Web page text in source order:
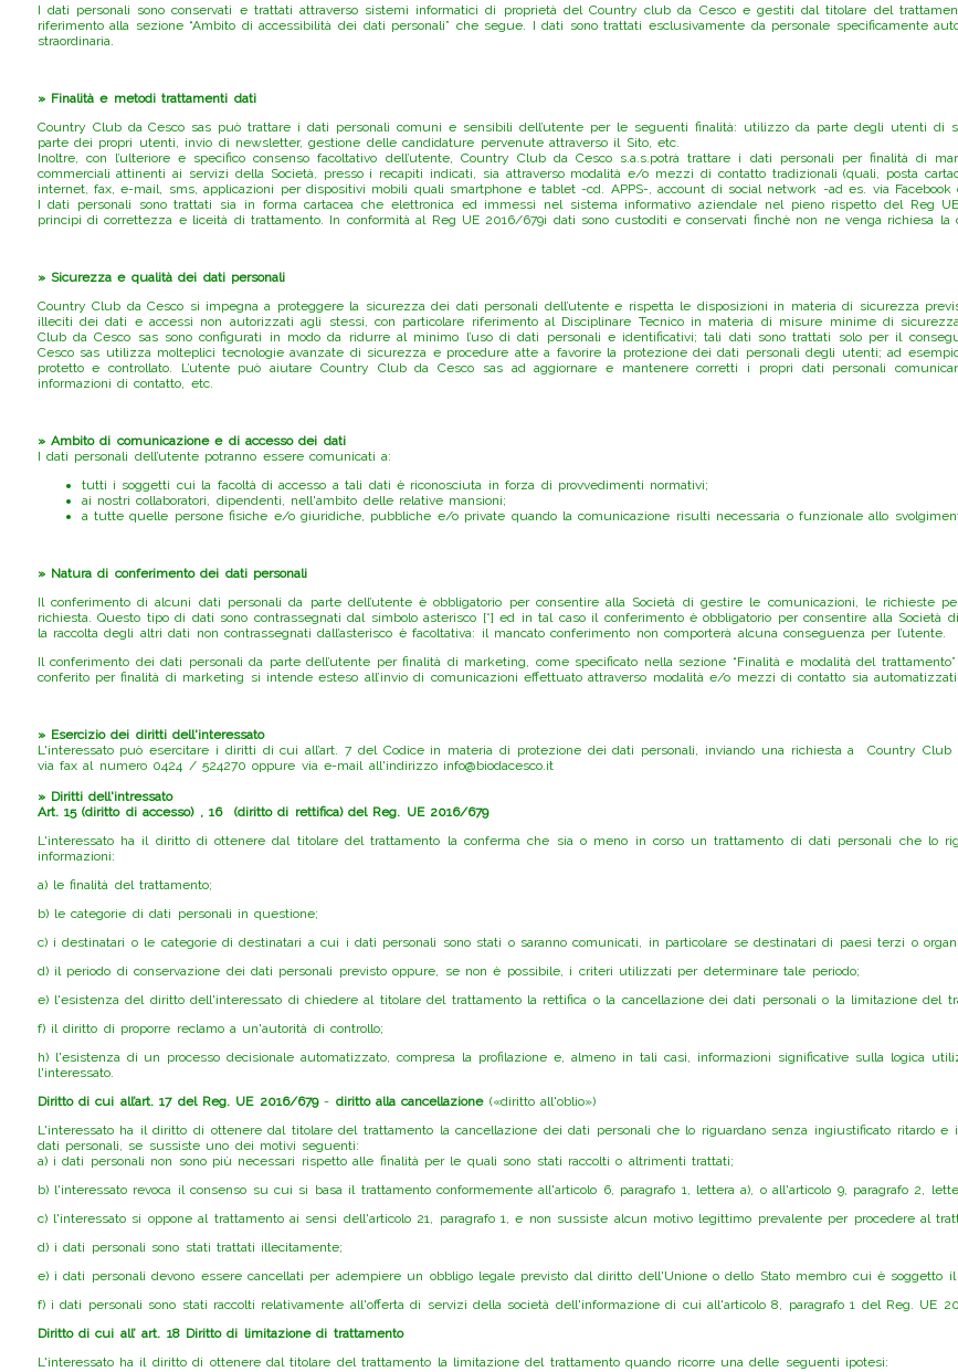
I dati personali sono conservati e trattati attraverso sistemi informatici di proprietà del Country club da Cesco e gestiti dal titolare del
riferimento alla sezione “Ambito di accessibilità dei dati personali” che segue. I dati sono trattati esclusivamente da personale specificamente
straordinaria.
» Finalità e metodi trattamenti dati
Country Club da Cesco sas può trattare i dati personali comuni e sensibili dell’utente per le seguenti finalità: utilizzo da parte degli utenti
parte dei propri utenti, invio di newsletter, gestione delle candidature pervenute attraverso il Sito, etc.
Inoltre, con l’ulteriore e specifico consenso facoltativo dell’utente, Country Club da Cesco s.a.s.potrà trattare i dati personali per finalità di
commerciali attinenti ai servizi della Società, presso i recapiti indicati, sia attraverso modalità e/o mezzi di contatto tradizionali (quali, posta
internet, fax, e-mail, sms, applicazioni per dispositivi mobili quali smartphone e tablet -cd. APPS-, account di social network -ad es. via
I dati personali sono trattati sia in forma cartacea che elettronica ed immessi nel sistema informativo aziendale nel pieno rispetto del Reg
principi di correttezza e liceità di trattamento. In conformità al Reg UE 2016/679i dati sono custoditi e conservati finchè non ne venga richiesa la
» Sicurezza e qualità dei dati personali
Country Club da Cesco si impegna a proteggere la sicurezza dei dati personali dell’utente e rispetta le disposizioni in materia di sicurezza
illeciti dei dati e accessi non autorizzati agli stessi, con particolare riferimento al Disciplinare Tecnico in materia di misure minime di
Club da Cesco sas sono configurati in modo da ridurre al minimo l’uso di dati personali e identificativi; tali dati sono trattati solo per il
Cesco sas utilizza molteplici tecnologie avanzate di sicurezza e procedure atte a favorire la protezione dei dati personali degli utenti; ad
protetto e controllato. L’utente può aiutare Country Club da Cesco sas ad aggiornare e mantenere corretti i propri dati personali
informazioni di contatto, etc.
» Ambito di comunicazione e di accesso dei dati
I dati personali dell’utente potranno essere comunicati a:
tutti i soggetti cui la facoltà di accesso a tali dati è riconosciuta in forza di provvedimenti normativi;
ai nostri collaboratori, dipendenti, nell'ambito delle relative mansioni;
a tutte quelle persone fisiche e/o giuridiche, pubbliche e/o private quando la comunicazione risulti necessaria o funzionale allo
» Natura di conferimento dei dati personali
Il conferimento di alcuni dati personali da parte dell’utente è obbligatorio per consentire alla Società di gestire le comunicazioni, le richieste
richiesta. Questo tipo di dati sono contrassegnati dal simbolo asterisco [*] ed in tal caso il conferimento è obbligatorio per consentire alla
la raccolta degli altri dati non contrassegnati dall’asterisco è facoltativa: il mancato conferimento non comporterà alcuna conseguenza per l’utente.
Il conferimento dei dati personali da parte dell’utente per finalità di marketing, come specificato nella sezione “Finalità e modalità del
conferito per finalità di marketing si intende esteso all’invio di comunicazioni effettuato attraverso modalità e/o mezzi di contatto sia
» Esercizio dei diritti dell'interessato
L'interessato può esercitare i diritti di cui all’art. 7 del Codice in materia di protezione dei dati personali, inviando una richiesta a Country
via fax al numero 0424 / 524270 oppure via e-mail all'indirizzo info@biodacesco.it
» Diritti dell'intressato
Art. 15 (diritto di accesso) , 16 (diritto di rettifica) del Reg. UE 2016/679
L'interessato ha il diritto di ottenere dal titolare del trattamento la conferma che sia o meno in corso un trattamento di dati personali che lo
informazioni:
a) le finalità del trattamento;
b) le categorie di dati personali in questione;
c) i destinatari o le categorie di destinatari a cui i dati personali sono stati o saranno comunicati, in particolare se destinatari di paesi terzi o
d) il periodo di conservazione dei dati personali previsto oppure, se non è possibile, i criteri utilizzati per determinare tale periodo;
e) l'esistenza del diritto dell'interessato di chiedere al titolare del trattamento la rettifica o la cancellazione dei dati personali o la limitazione del
f) il diritto di proporre reclamo a un'autorità di controllo;
h) l'esistenza di un processo decisionale automatizzato, compresa la profilazione e, almeno in tali casi, informazioni significative sulla logica
l'interessato.
Diritto di cui all’art. 17 del Reg. UE 2016/679- diritto alla cancellazione(«diritto all'oblio»)
L'interessato ha il diritto di ottenere dal titolare del trattamento la cancellazione dei dati personali che lo riguardano senza ingiustificato ritardo
dati personali, se sussiste uno dei motivi seguenti:
a) i dati personali non sono più necessari rispetto alle finalità per le quali sono stati raccolti o altrimenti trattati;
b) l'interessato revoca il consenso su cui si basa il trattamento conformemente all'articolo 6, paragrafo 1, lettera a), o all'articolo 9, paragrafo 2,
c) l'interessato si oppone al trattamento ai sensi dell'articolo 21, paragrafo 1, e non sussiste alcun motivo legittimo prevalente per procedere al
d) i dati personali sono stati trattati illecitamente;
e) i dati personali devono essere cancellati per adempiere un obbligo legale previsto dal diritto dell'Unione o dello Stato membro cui è soggetto
f) i dati personali sono stati raccolti relativamente all'offerta di servizi della società dell'informazione di cui all'articolo 8, paragrafo 1 del Reg. UE
Diritto di cui all’ art. 18 Diritto di limitazione di trattamento
L'interessato ha il diritto di ottenere dal titolare del trattamento la limitazione del trattamento quando ricorre una delle seguenti ipotesi: